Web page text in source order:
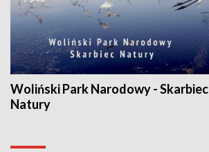
Woliński Park Narodowy - Skarbiec
Natury